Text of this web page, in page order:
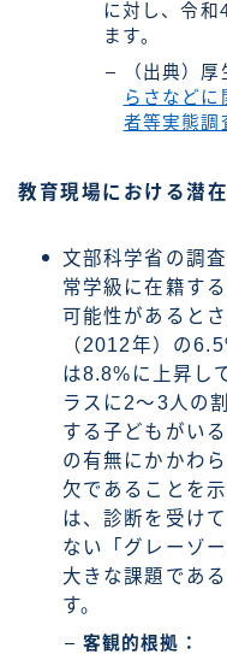
に対し、令和
ます。
（出典）厚
らさなどに
者等実態調
教育現場における潜
文部科学省の調
常学級に在籍す
可能性があると
（2012年）の
は8.8%に上昇し
ラスに2〜3人の
する子どもがい
の有無にかかわ
欠であることを
は、診断を受け
ない「グレーゾ
大きな課題であ
す。
客観的根拠：